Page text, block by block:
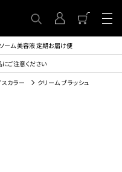
ーム 美容液 定期お届け便
ご注意ください
スカラー クリーム ブラッシュ